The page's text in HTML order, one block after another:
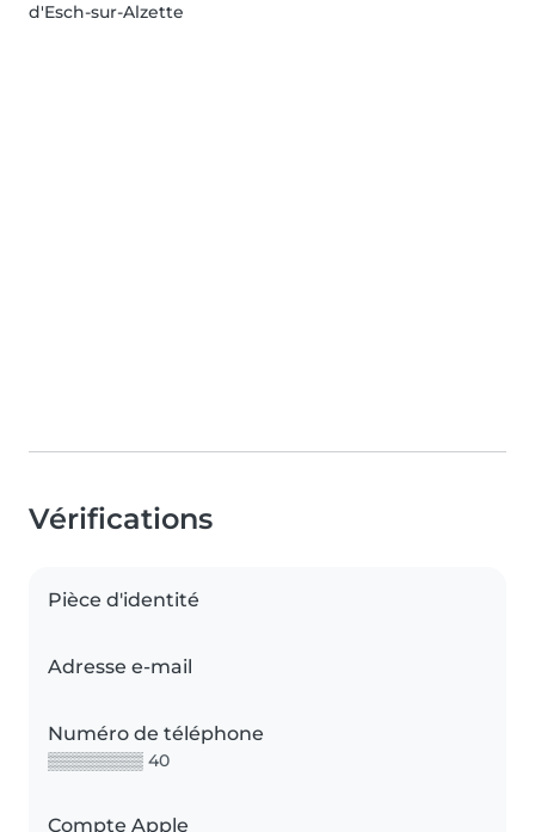
d'Esch-sur-Alzette
Vérifications
Pièce d'identité
Adresse e-mail
Numéro de téléphone
▒▒▒▒▒▒▒▒ 40
Compte Apple